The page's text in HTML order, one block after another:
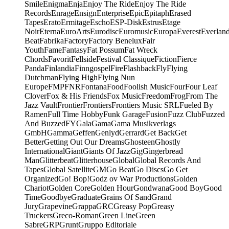
SmileEnigmaEnjaEnjoy The RideEnjoy The Ride
RecordsEnrageEnsignEnterpriseEpicEpitaphErased
TapesEratoErmitageEschoESP-DiskEstrusEtage
NoirEternaEuroArtsEurodiscEuromusicEuropaEverest
BeatFabrikaFactoryFactory BeneluxFair
YouthFameFantasyFat PossumFat Wreck
ChordsFavoritFellsideFestival ClassiqueFictionFierce
PandaFinlandiaFinngospelFireFlashbackFlyFlying
DutchmanFlying HighFlying Nun
EuropeFMPFNRFontanaFoodFoolish MusicFourFour Leaf
CloverFox & His FriendsFox MusicFreedomFrogFrom The
Jazz VaultFrontierFrontiersFrontiers Music SRLFueled By
RamenFull Time HobbyFunk GarageFusionFuzz ClubFuzzed
And BuzzedFYGalaGamaGama Musikverlags
GmbHGammaGeffenGenlydGerrardGet BackGet
BetterGetting Out Our DreamsGhosteenGhostly
InternationalGiantGiants Of JazzGigGingerbread
ManGlitterbeatGlitterhouseGlobalGlobal Records And
TapesGlobal SatelliteGMGo BeatGo DiscsGo Get
OrganizedGo! Bop!Godz ov War ProductionsGolden
ChariotGolden CoreGolden HourGondwanaGood BoyGood
TimeGoodbyeGraduateGrains Of SandGrand
JuryGrapevineGrappaGRCGreasy PopGreasy
TruckersGreco-RomanGreen LineGreen
SabreGRPGruntGruppo Editoriale